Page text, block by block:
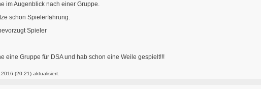
im Augenblick nach einer Gruppe.
schon Spielerfahrung.
Spieler
eine Gruppe für DSA und hab schon eine Weile gespielt!!!
(20:21) aktualisiert.